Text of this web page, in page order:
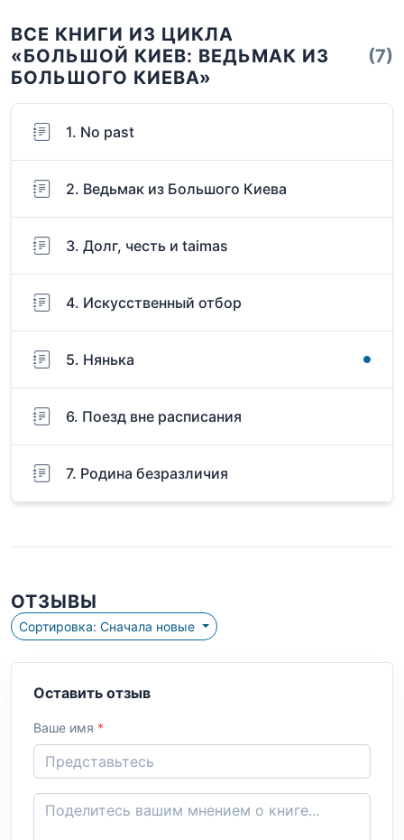
ВСЕ КНИГИ ИЗ ЦИКЛА
«БОЛЬШОЙ КИЕВ: ВЕДЬМАК ИЗ
БОЛЬШОГО КИЕВА»
(7)
1. No past
2. Ведьмак из Большого Киева
3. Долг, честь и taimas
4. Искусственный отбор
5. Нянька
6. Поезд вне расписания
7. Родина безразличия
ОТЗЫВЫ
Сортировка: Сначала новые
Оставить отзыв
Ваше имя *